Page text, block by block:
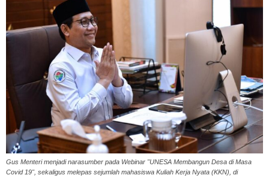
Gus Menteri menjadi narasumber pada Webinar "UNESA Membangun Desa di Masa
Covid 19", sekaligus melepas sejumlah mahasiswa Kuliah Kerja Nyata (KKN), di